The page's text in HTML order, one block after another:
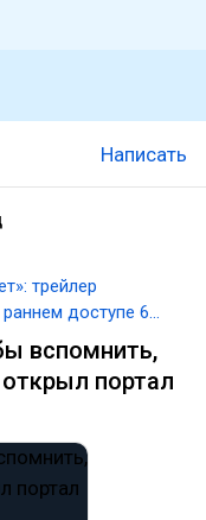
Написать
трейлер
доступе 6
вспомнить,
портал